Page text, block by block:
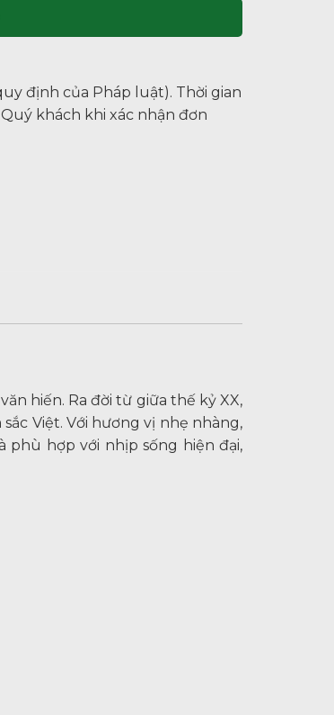
định của Pháp luật). Thời gian
khách khi xác nhận đơn
hiến. Ra đời từ giữa thế kỷ XX,
Việt. Với hương vị nhẹ nhàng,
phù hợp với nhịp sống hiện đại,